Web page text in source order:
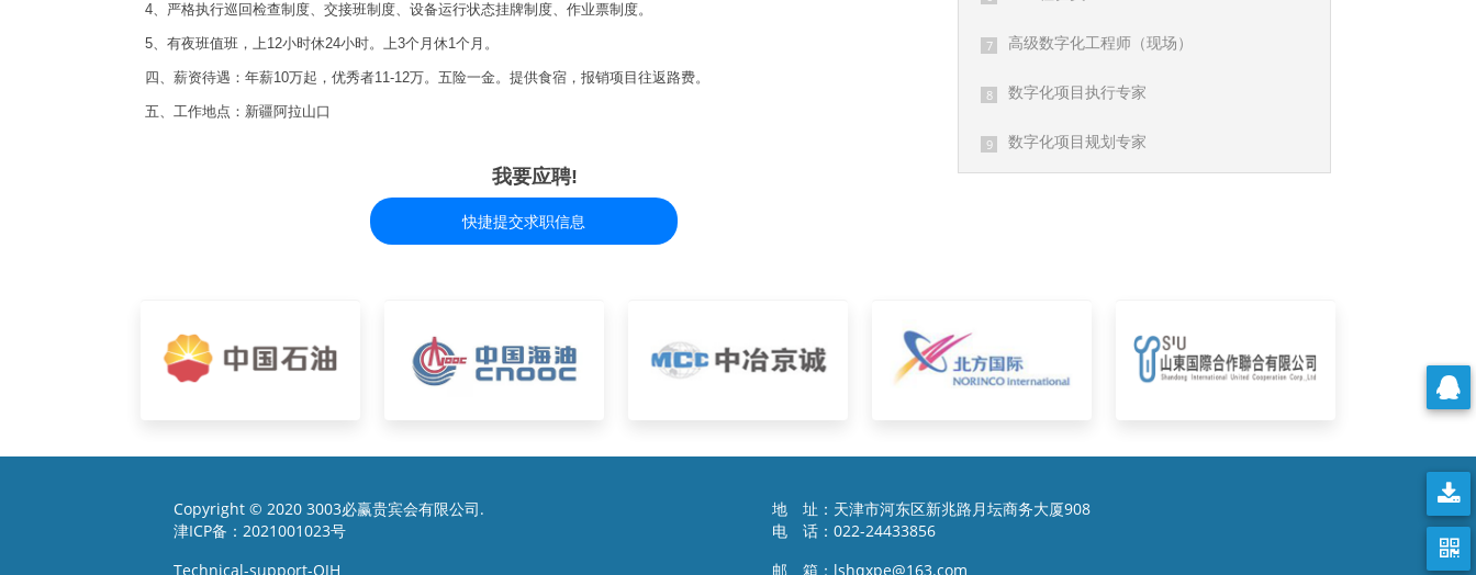
4、严格执行巡回检查制度、交接班制度、设备运行状态挂牌制度、作业票制度。
5、有夜班值班，上12小时休24小时。上3个月休1个月。
四、薪资待遇：年薪10万起，优秀者11-12万。五险一金。提供食宿，报销项目往返路费。
五、工作地点：新疆阿拉山口
我要应聘!
快捷提交求职信息
7 高级数字化工程师（现场）
8 数字化项目执行专家
9 数字化项目规划专家
Copyright © 2020 3003必赢贵宾会有限公司.
津ICP备：2021001023号
Technical-support-QJH
地 址：天津市河东区新兆路月坛商务大厦908
电 话：022-24433856
邮 箱：lshqxpe@163.com